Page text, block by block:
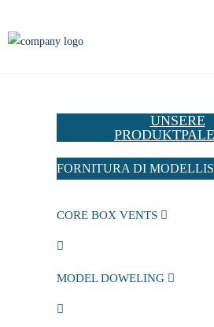
UNSERE
FORNITURA DI
CORE BOX VENTS
MODEL DOWELING